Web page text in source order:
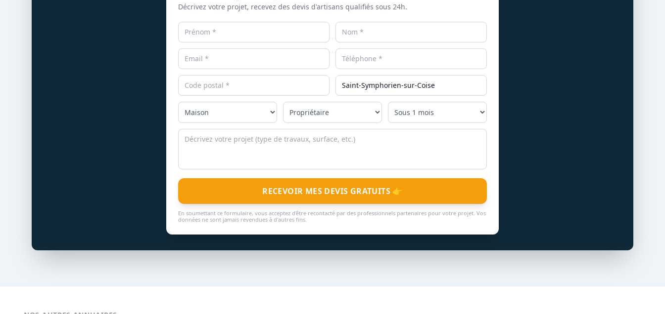
Décrivez votre projet, recevez des devis d'artisans qualifiés sous 24h.
RECEVOIR MES DEVIS GRATUITS 👉
En soumettant ce formulaire, vous acceptez d'être recontacté par des professionnels partenaires pour votre projet. Vos
données ne sont jamais revendues à d'autres fins.